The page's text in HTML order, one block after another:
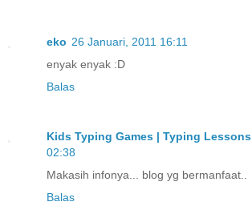
eko 26 Januari, 2011 16:11
enyak enyak :D
Balas
Kids Typing Games | Typing Lessons
02:38
Makasih infonya... blog yg bermanfaat..
Balas